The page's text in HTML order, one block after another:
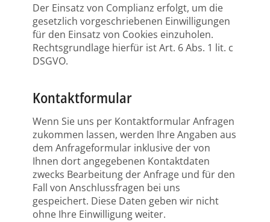
Der Einsatz von Complianz erfolgt, um die
gesetzlich vorgeschriebenen Einwilligungen
für den Einsatz von Cookies einzuholen.
Rechtsgrundlage hierfür ist Art. 6 Abs. 1 lit. c
DSGVO.
Kontaktformular
Wenn Sie uns per Kontaktformular Anfragen
zukommen lassen, werden Ihre Angaben aus
dem Anfrageformular inklusive der von
Ihnen dort angegebenen Kontaktdaten
zwecks Bearbeitung der Anfrage und für den
Fall von Anschlussfragen bei uns
gespeichert. Diese Daten geben wir nicht
ohne Ihre Einwilligung weiter.